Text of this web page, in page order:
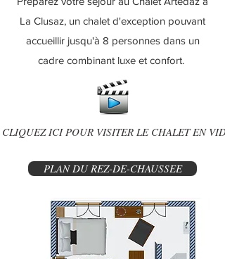
La Clusaz, un chalet d'exception pouvant
accueillir jusqu'à 8 personnes dans un
cadre combinant luxe et confort.
PLAN DU REZ-DE-CHAUSSEE
CLIQUEZ ICI POUR VISITER LE CHALET EN